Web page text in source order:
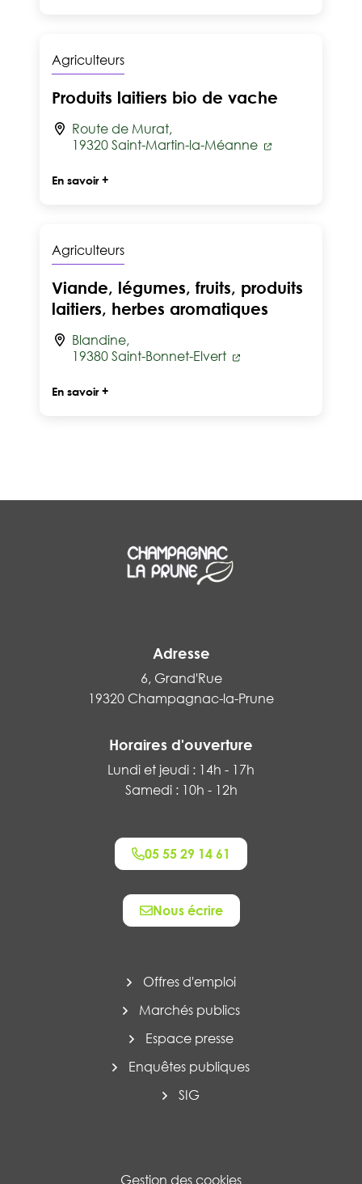
Agriculteurs
Produits laitiers bio de vache
Route de Murat,
19320 Saint-Martin-la-Méanne
En savoir +
Agriculteurs
Viande, légumes, fruits, produits
laitiers, herbes aromatiques
Blandine,
19380 Saint-Bonnet-Elvert
En savoir +
Adresse
6, Grand'Rue
19320 Champagnac-la-Prune
Horaires d'ouverture
Lundi et jeudi : 14h - 17h
Samedi : 10h - 12h
05 55 29 14 61
Nous écrire
Offres d'emploi
Marchés publics
Espace presse
Enquêtes publiques
SIG
Gestion des cookies